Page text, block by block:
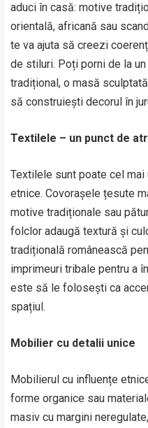
aduci în casă: motive
orientală, africană sau
te va ajuta să creezi
de stiluri. Poți porni de la
tradițional, o masă
să construiești decorul în
Textilele – un punct de
Textilele sunt poate cel
etnice. Covorașele țesute
motive tradiționale sau
folclor adaugă textură și
tradițională românească
imprimeuri tribale pentru a
este să le folosești ca
spațiul.
Mobilier cu detalii unice
Mobilierul cu influențe
forme organice sau
masiv cu margini